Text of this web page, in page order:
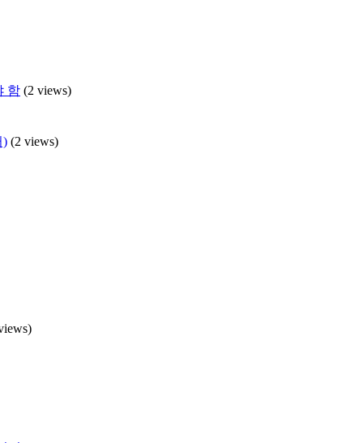
함 (2 views)
) (2 views)